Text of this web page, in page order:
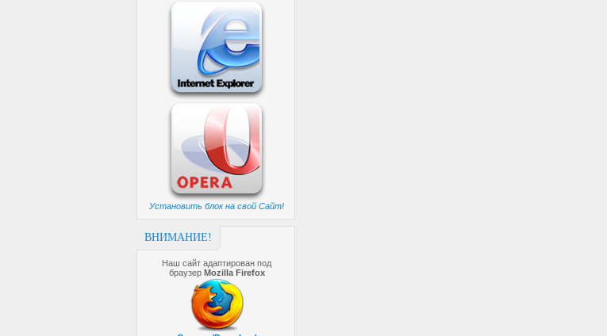
Установить блок на свой Сайт!
ВНИМАНИЕ!
Наш сайт адаптирован под
браузер Mozilla Firefox